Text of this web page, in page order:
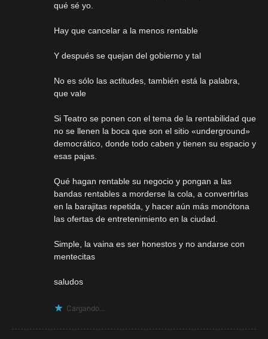
qué sé yo.
Hay que cancelar a la menos rentable
Y después se quejan del gobierno y tal
No es sólo las actitudes, también está la palabra,
que vale
Si Teatro se ponen con el tema de la rentabilidad que
no se llenen la boca que son el sitio «underground»
democrático, donde todo caben y tienen su espacio y
esas pajas.
Qué hagan rentable su negocio y pongan a las
bandas rentables a morderse la cola, a convertirlas
en la barajitas repetida, y hacer aún más monótona
las ofertas de entretenimiento en la ciudad.
Simple, la vaina es ser honestos y no andarse con
mentecitas
saludos
Cargando...